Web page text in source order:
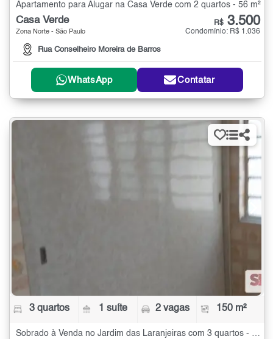
Apartamento para Alugar na Casa Verde com 2 quartos - 56 m²
Casa Verde
Zona Norte - São Paulo
Rua Conselheiro Moreira de Barros
R$ 3.500
Condomínio: R$ 1.036
WhatsApp Contatar
3 quartos 1 suíte 2 vagas 150 m²
Sobrado à Venda no Jardim das Laranjeiras com 3 quartos - 150 m²